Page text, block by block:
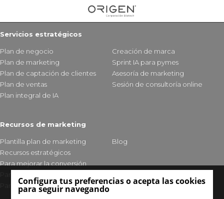
Configura tus preferencias o acepta las cookies
para seguir navegando
Servicios estratégicos
Plan de negocio
Plan de marketing
Plan de captación de clientes
Plan de ventas
Plan integral de IA
Creación de marca
Sprint IA para pymes
Asesoría de marketing
Sesión de consultoría online
Recursos de marketing
Plantilla plan de marketing
Recursos estratégicos
Para mejorar la conversión
Para mejorar tu visibilidad
Blog